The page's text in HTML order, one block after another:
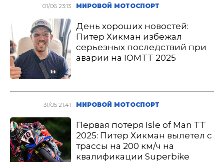
01/06 23:13 МИРОВОЙ МОТОСПОРТ
День хороших новостей:
Питер Хикман избежал
серьезных последствий при
аварии на IOMTT 2025
31/05 21:41 МИРОВОЙ МОТОСПОРТ
Первая потеря Isle of Man TT
2025: Питер Хикман вылетел с
трассы на 200 км/ч на
квалификации Superbike